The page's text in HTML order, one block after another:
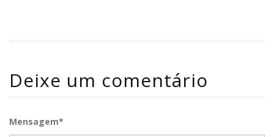
Deixe um comentário
Mensagem*